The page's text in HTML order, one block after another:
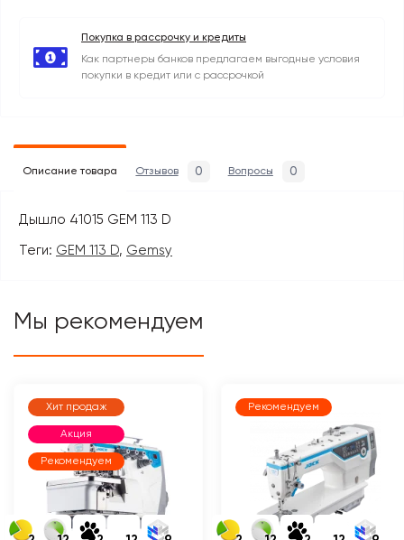
Покупка в рассрочку и кредиты
Как партнеры банков предлагаем выгодные условия
покупки в кредит или с рассрочкой
Описание товара Отзывов 0 Вопросы 0
Дышло 41015 GEM 113 D
Теги: GEM 113 D, Gemsy
Мы рекомендуем
Хит продаж
Акция
Рекомендуем
Рекомендуем